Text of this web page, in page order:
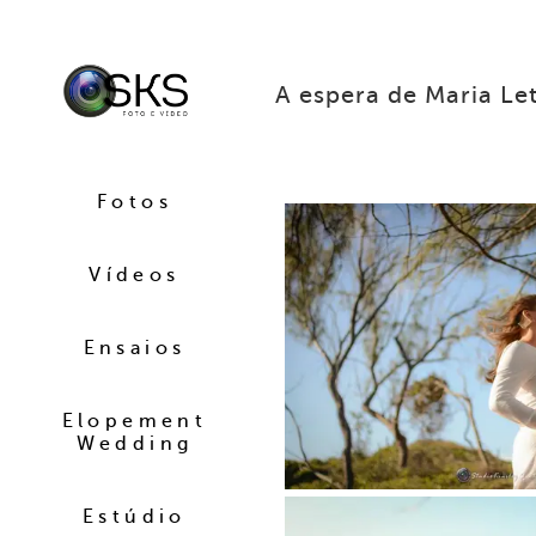
Fotos
Vídeos
Ensaios
Elopement
Wedding
Estúdio
A espera de Maria